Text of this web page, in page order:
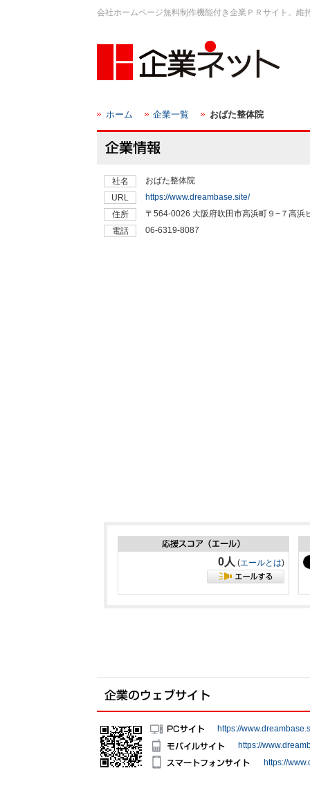
会社ホームページ無料制作機能付き企業ＰＲサイト。
ホーム 企業一覧 おばた整体院
社名
おばた整体院
URL
https://www.dreambase.site/
住所
〒564-0026 大阪府吹田市高浜町９−７高浜
電話
06-6319-8087
0人 (エールとは)
https://
https://
https://